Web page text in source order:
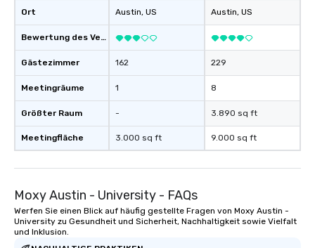
Ort
Bewertung des Veranstaltungsortes
Gästezimmer
Meetingräume
Größter Raum
Meetingfläche
Austin, US
162
1
-
3.000 sq ft
Austin, US
229
8
3.890 sq ft
9.000 sq ft
Moxy Austin - University - FAQs
Werfen Sie einen Blick auf häufig gestellte Fragen von Moxy Austin -
University zu Gesundheit und Sicherheit, Nachhaltigkeit sowie Vielfalt
und Inklusion.